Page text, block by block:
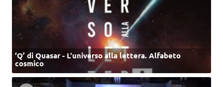
‘Q’ di Quasar - L'universo alla lettera. Alfabeto
cosmico